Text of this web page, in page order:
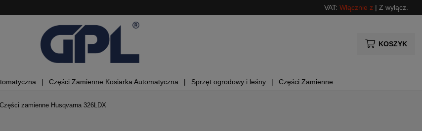
VAT: Włącznie z | Z wyłącz.
KOSZYK
Części Zamienne Kosiarka Automatyczna Sprzęt ogrodowy i leśny Części Zamienne
Części zamienne Husqvarna 326LDX